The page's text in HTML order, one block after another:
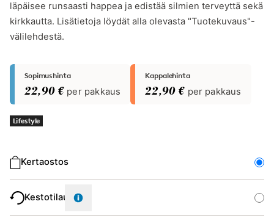
läpäisee runsaasti happea ja edistää silmien terveyttä sekä
kirkkautta. Lisätietoja löydät alla olevasta "Tuotekuvaus"-
välilehdestä.
Sopimushinta
22,90 € per pakkaus
Kappalehinta
22,90 € per pakkaus
Lifestyle
Kertaostos
Kestotilaus